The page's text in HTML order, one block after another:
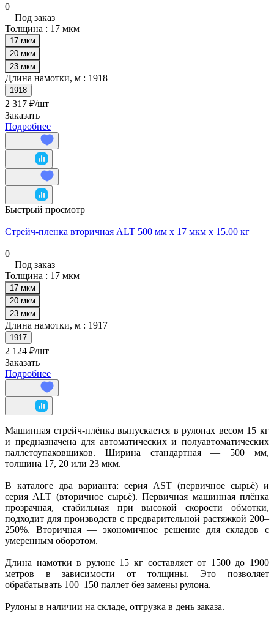
0
Под заказ
Толщина : 17 мкм
17 мкм
20 мкм
23 мкм
Длина намотки, м : 1918
1918
2 317 ₽/шт
Заказать
Подробнее
Быстрый просмотр
Cтрейч-пленка вторичная ALT 500 мм х 17 мкм х 15.00 кг
0
Под заказ
Толщина : 17 мкм
17 мкм
20 мкм
23 мкм
Длина намотки, м : 1917
1917
2 124 ₽/шт
Заказать
Подробнее
Машинная стрейч-плёнка выпускается в рулонах весом 15 кг
и предназначена для автоматических и полуавтоматических
паллетоупаковщиков. Ширина стандартная — 500 мм,
толщина 17, 20 или 23 мкм.
В каталоге два варианта: серия AST (первичное сырьё) и
серия ALT (вторичное сырьё). Первичная машинная плёнка
прозрачная, стабильная при высокой скорости обмотки,
подходит для производств с предварительной растяжкой 200–
250%. Вторичная — экономичное решение для складов с
умеренным оборотом.
Длина намотки в рулоне 15 кг составляет от 1500 до 1900
метров в зависимости от толщины. Это позволяет
обрабатывать 100–150 паллет без замены рулона.
Рулоны в наличии на складе, отгрузка в день заказа.